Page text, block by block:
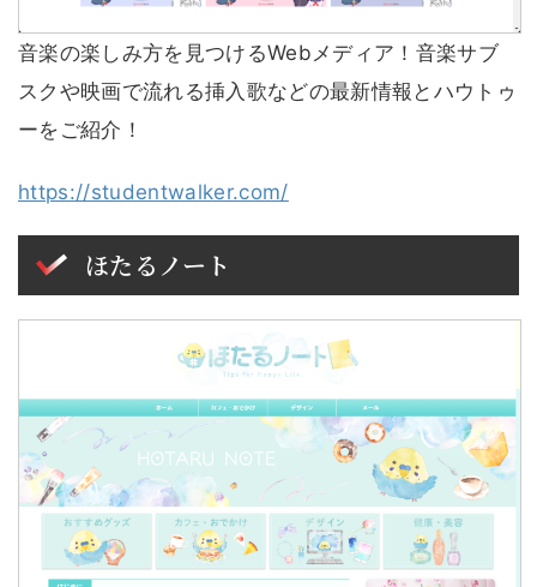
音楽の楽しみ方を見つけるWebメディア！音楽サブ
スクや映画で流れる挿入歌などの最新情報とハウトゥ
ーをご紹介！
https://studentwalker.com/
ほたるノート